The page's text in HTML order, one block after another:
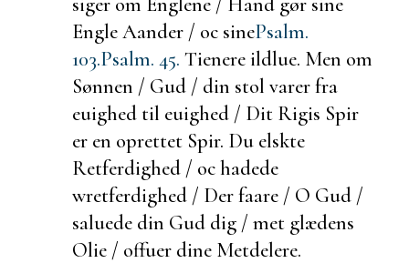
Engle Aander / oc sinePsalm.
103.Psalm. 45. Tienere ildlue. Men om
Sønnen / Gud / din stol varer fra
euighed til euighed / Dit Rigis Spir
er en oprettet Spir. Du elskte
Retferdighed / oc hadede
wretferdighed / Der faare / O Gud /
saluede din Gud dig / met glædens
Olie / offuer dine Metdelere.